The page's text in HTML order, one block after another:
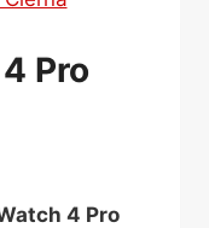
Pro
4 Pro